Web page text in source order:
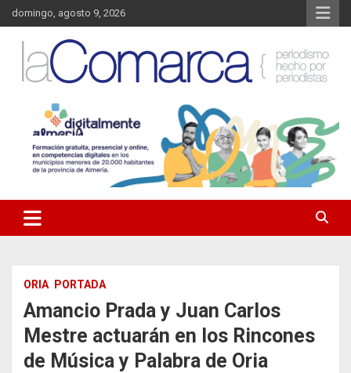
Saltar
al
contenido
domingo, agosto 9, 2026
La Comarca – Noticias del
Almanzora
Almanzora y sus localidades.
ORIA PORTADA
Amancio Prada y Juan Carlos
Mestre actuarán en los Rincones
de Música y Palabra de Oria